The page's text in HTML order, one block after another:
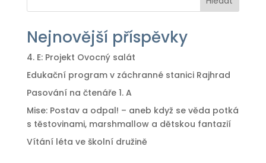
Nejnovější příspěvky
4. E: Projekt Ovocný salát
Edukační program v záchranné stanici Rajhrad
Pasování na čtenáře 1. A
Mise: Postav a odpal! – aneb když se věda potká
s těstovinami, marshmallow a dětskou fantazií
Vítání léta ve školní družině